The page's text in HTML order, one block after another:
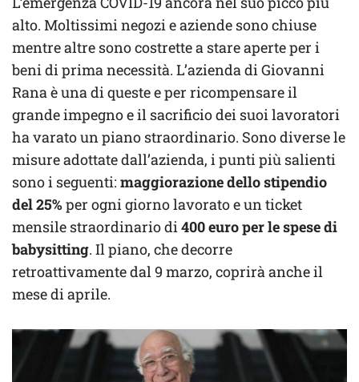
alto. Moltissimi negozi e aziende sono chiuse
mentre altre sono costrette a stare aperte per i
beni di prima necessità. L’azienda di Giovanni
Rana è una di queste e per ricompensare il
grande impegno e il sacrificio dei suoi lavoratori
ha varato un piano straordinario. Sono diverse le
misure adottate dall’azienda, i punti più salienti
sono i seguenti: maggiorazione dello stipendio
del 25%per ogni giorno lavorato e un ticket
mensile straordinario di 400 euro per le spese di
babysitting. Il piano, che decorre
retroattivamente dal 9 marzo, coprirà anche il
mese di aprile.